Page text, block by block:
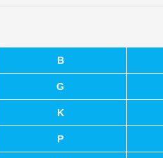
B
G
K
P